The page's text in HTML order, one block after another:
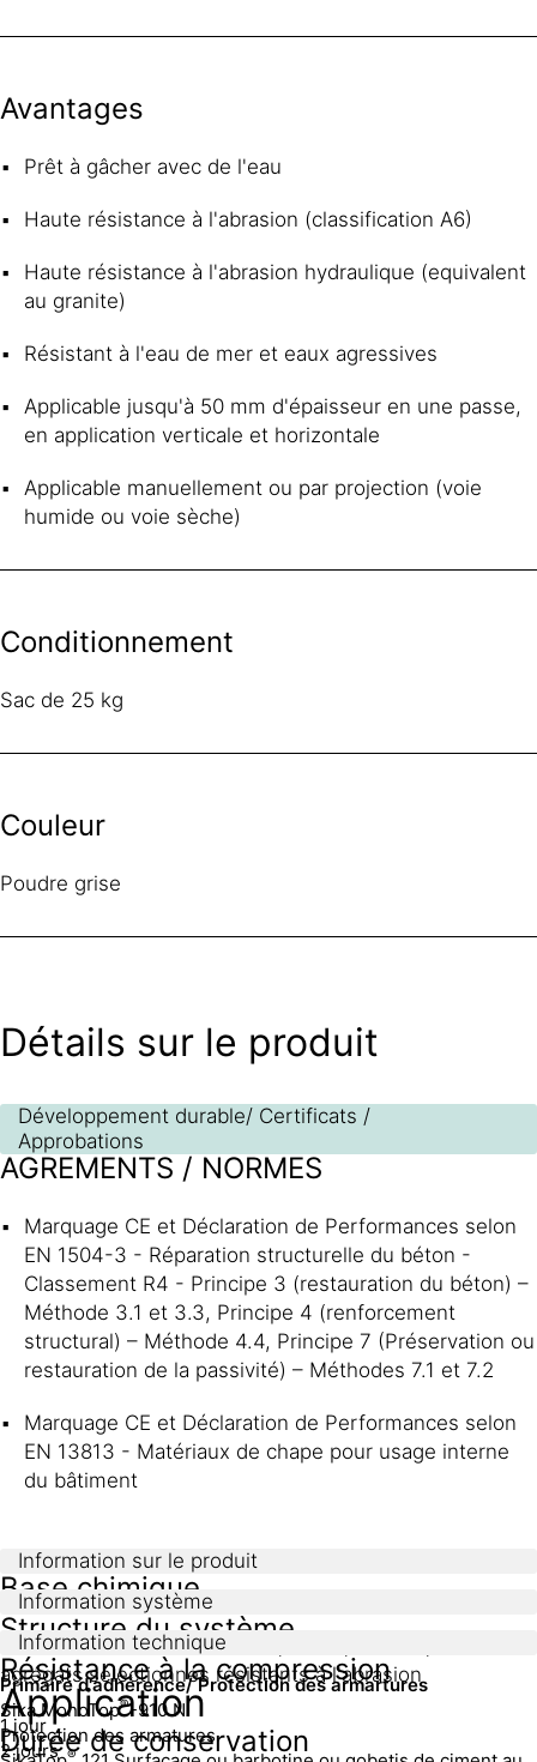
Avantages
Prêt à gâcher avec de l'eau
Haute résistance à l'abrasion (classification A6)
Haute résistance à l'abrasion hydraulique (equivalent
au granite)
Résistant à l'eau de mer et eaux agressives
Applicable jusqu'à 50 mm d'épaisseur en une passe,
en application verticale et horizontale
Applicable manuellement ou par projection (voie
humide ou voie sèche)
Conditionnement
Sac de 25 kg
Couleur
Poudre grise
Détails sur le produit
Développement durable/ Certificats /
Approbations
AGREMENTS / NORMES
Marquage CE et Déclaration de Performances selon
EN 1504-3 - Réparation structurelle du béton -
Classement R4 - Principe 3 (restauration du béton) –
Méthode 3.1 et 3.3, Principe 4 (renforcement
structural) – Méthode 4.4, Principe 7 (Préservation ou
restauration de la passivité) – Méthodes 7.1 et 7.2
Marquage CE et Déclaration de Performances selon
EN 13813 - Matériaux de chape pour usage interne
du bâtiment
Information sur le produit
Base chimique
Ciment résistant aux sulfates, fibres, additifs, et
agrégats sélectionnés résistants à l'abrasion
Durée de conservation
Information système
Structure du système
Primaire d'adhérence/ Protection des armartures
Sika MonoTop®-910 N
Protection des armatures
®
Information technique
Résistance à la compression
1 jour
2 jours
Application